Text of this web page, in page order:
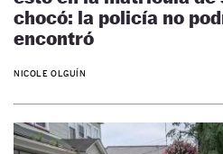
chocó: la policía no
encontró
NICOLE OLGUÍN